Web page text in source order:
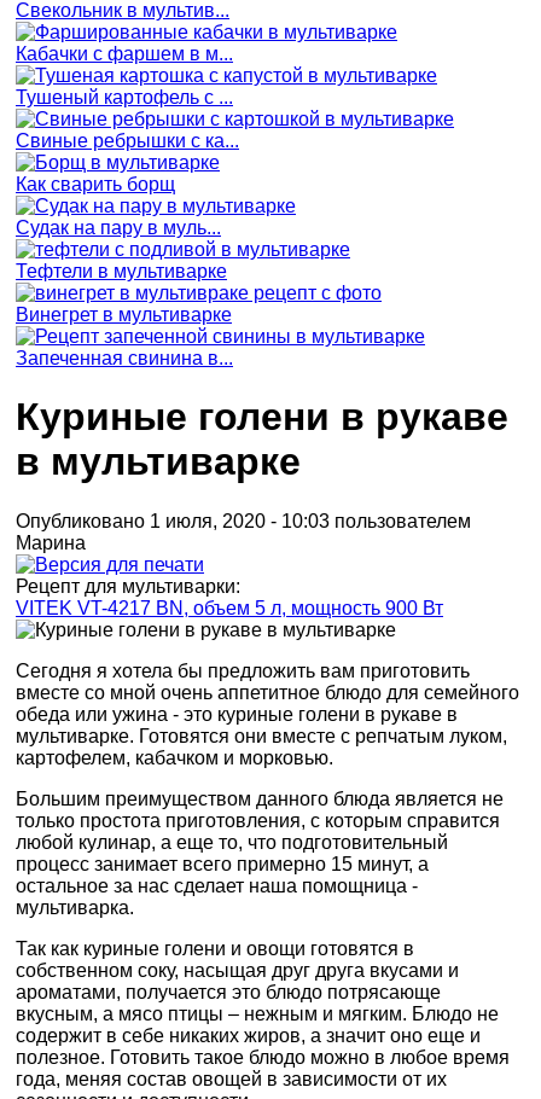
Свекольник в мультив...
Кабачки с фаршем в м...
Тушеный картофель с ...
Свиные ребрышки с ка...
Как сварить борщ
Судак на пару в муль...
Тефтели в мультиварке
Винегрет в мультиварке
Запеченная свинина в...
Куриные голени в рукаве
в мультиварке
Опубликовано 1 июля, 2020 - 10:03 пользователем
Марина
Рецепт для мультиварки:
VITEK VT-4217 BN, объем 5 л, мощность 900 Вт
Сегодня я хотела бы предложить вам приготовить
вместе со мной очень аппетитное блюдо для семейного
обеда или ужина - это куриные голени в рукаве в
мультиварке. Готовятся они вместе с репчатым луком,
картофелем, кабачком и морковью.
Большим преимуществом данного блюда является не
только простота приготовления, с которым справится
любой кулинар, а еще то, что подготовительный
процесс занимает всего примерно 15 минут, а
остальное за нас сделает наша помощница -
мультиварка.
Так как куриные голени и овощи готовятся в
собственном соку, насыщая друг друга вкусами и
ароматами, получается это блюдо потрясающе
вкусным, а мясо птицы – нежным и мягким. Блюдо не
содержит в себе никаких жиров, а значит оно еще и
полезное. Готовить такое блюдо можно в любое время
года, меняя состав овощей в зависимости от их